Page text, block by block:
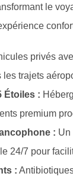
le
expérience
privés
les trajets
5 Étoiles :
premium
:
24/7 pour
: